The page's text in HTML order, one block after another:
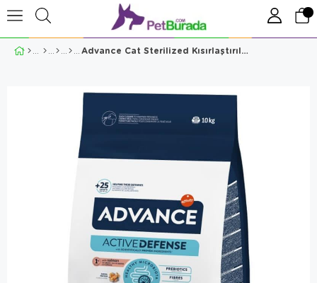
Advance Cat Sterilized Kısırlaştırılmış Somonlu Kedi Maması 10 Kg